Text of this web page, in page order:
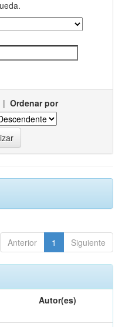
| Ordenar por
Anterior 1 Siguiente
Autor(es)